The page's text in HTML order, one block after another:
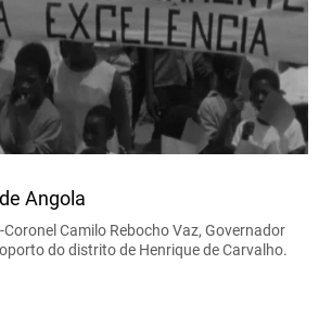
Angola
Camilo Rebocho Vaz, Governador
do distrito de Henrique de Carvalho.